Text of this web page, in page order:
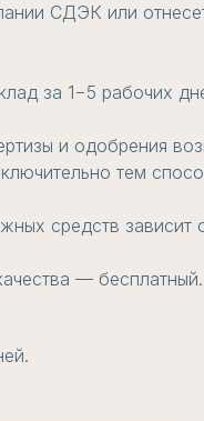
СДЭК или
за 1−5
и одобрения
тем
средств
— бесплатный.